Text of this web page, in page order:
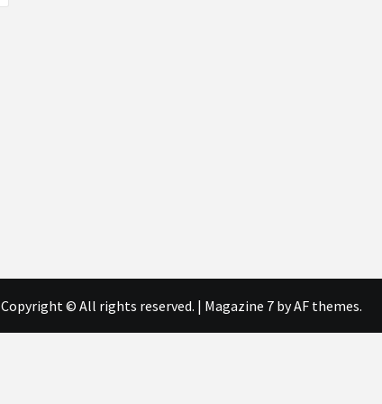
Copyright © All rights reserved. | Magazine 7by AF themes.